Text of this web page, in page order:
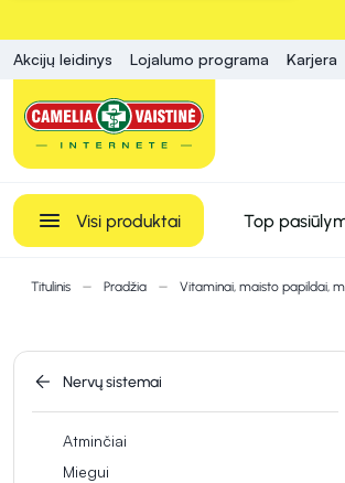
Akcijų leidinys Lojalumo programa Karjera
Visi produktai Top
Titulinis Pradžia Vitaminai, maisto papildai,
Nervų sistemai
Atminčiai
Miegui